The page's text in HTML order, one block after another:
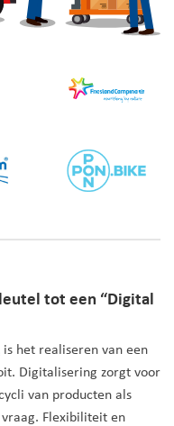
tot een “Digital
is het realiseren van een
Digitalisering zorgt voor
van producten als
Flexibiliteit en